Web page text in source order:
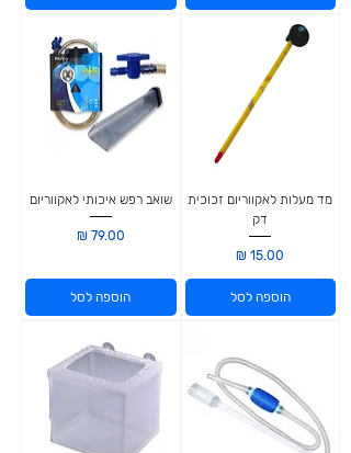
מד מעלות לאקווריום זכוכית
דק
מחיר
הוספה לסל
שואב רפש איכותי לאקווריום
מחיר
הוספה לסל